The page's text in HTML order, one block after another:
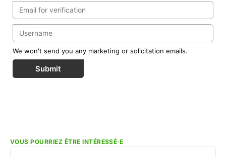
We won't send you any marketing or solicitation emails.
Submit
VOUS POURRIEZ ÊTRE INTÉRESSÉ·E